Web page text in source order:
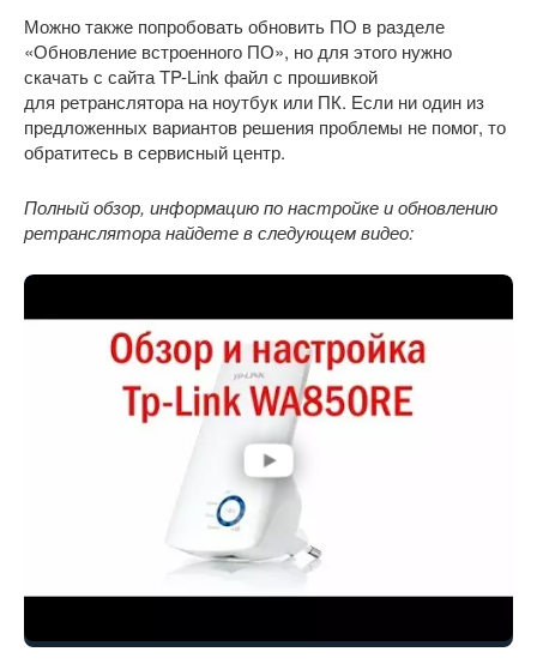
Можно также попробовать обновить ПО в разделе
«Обновление встроенного ПО», но для этого нужно
скачать с сайта TP-Link файл с прошивкой
для ретранслятора на ноутбук или ПК. Если ни один из
предложенных вариантов решения проблемы не помог, то
обратитесь в сервисный центр.
Полный обзор, информацию по настройке и обновлению
ретранслятора найдете в следующем видео: